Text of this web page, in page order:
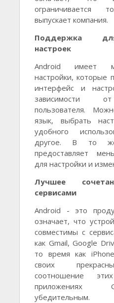
ограничивается
выпускает компания.
Поддержка
настроек
Android имеет
настройки, которые
интерфейс и
зависимости
пользователя.
язык, выбрать
удобного
другое. В то
предоставляет
для настройки и
Лучшее
сервисами
Android - это
означает, что
совместимы с
как Gmail, Google
то время как
своих
соотношение
приложениях
убедительным.